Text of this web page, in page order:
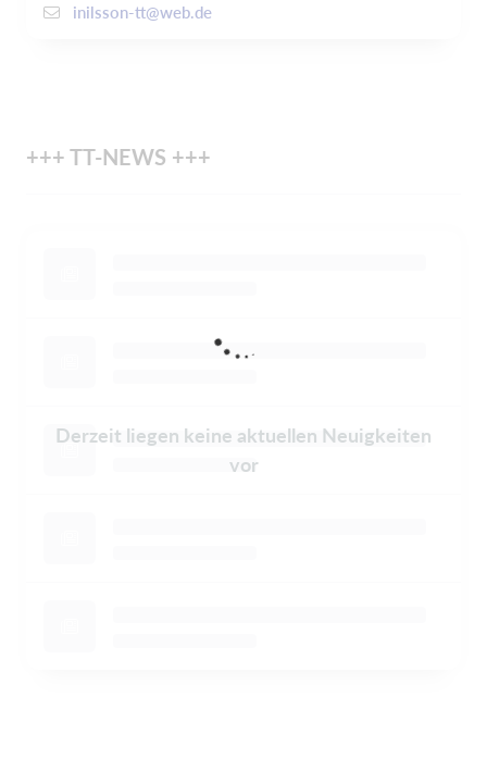
inilsson-tt@web.de
+++ TT-NEWS +++
Derzeit liegen keine aktuellen Neuigkeiten
vor